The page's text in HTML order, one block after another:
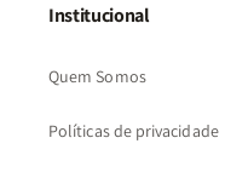
Institucional
Quem Somos
Políticas de privacidade